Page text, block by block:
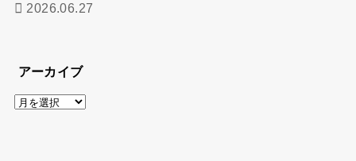
2026.06.27
アーカイブ
ア